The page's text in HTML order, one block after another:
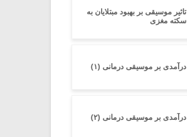
تاثیر موسیقی بر بهبود مبتلایان به
سکته مغزی
درآمدی بر موسیقی درمانی (۱)
درآمدی بر موسیقی درمانی (۲)